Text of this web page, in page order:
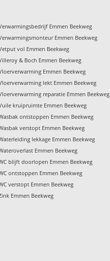
Emmen Beekweg
Emmen Beekweg
vol Emmen Beekweg
& Boch Emmen Beekweg
Emmen Beekweg
lekt Emmen Beekweg
reparatie Emmen Beekweg
kruipruimte Emmen Beekweg
ontstoppen Emmen Beekweg
verstopt Emmen Beekweg
lekkage Emmen Beekweg
Emmen Beekweg
blijft doorlopen Emmen Beekweg
ontstoppen Emmen Beekweg
verstopt Emmen Beekweg
Emmen Beekweg